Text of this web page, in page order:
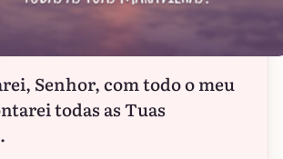
Senhor, com todo o meu
todas as Tuas